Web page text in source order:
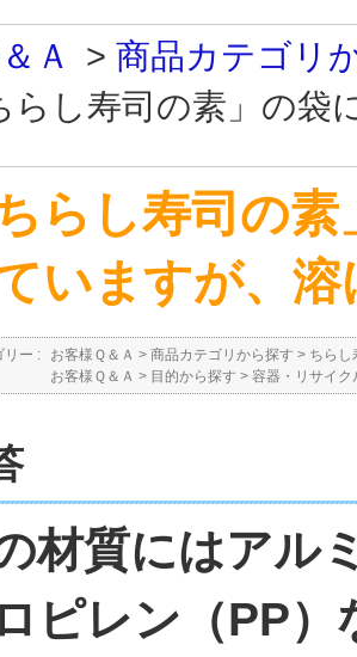
Ａ > 商品カテゴリ
らし寿司の素」の袋
ちらし寿司の
いますが、
リー : お客様Ｑ＆Ａ > 商品カテゴリから探す > ちらし
お客様Ｑ＆Ａ > 目的から探す > 容器・リサイク
材質にはアル
ピレン（PP